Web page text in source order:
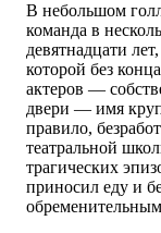
В небольшом
команда в
девятнадцати
которой без
актеров —
двери — имя
правило,
театральной
трагических
приносил еду и